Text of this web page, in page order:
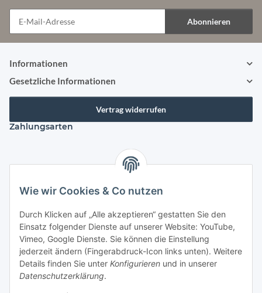
Wie wir Cookies & Co nutzen
Durch Klicken auf „Alle akzeptieren“ gestatten Sie den
Einsatz folgender Dienste auf unserer Website: YouTube,
Vimeo, Google Dienste. Sie können die Einstellung
jederzeit ändern (Fingerabdruck-Icon links unten). Weitere
Details finden Sie unter Konfigurieren und in unserer
Datenschutzerklärung.
Abonnieren
Informationen
Gesetzliche Informationen
Vertrag widerrufen
Zahlungsarten
Versandarten
Kontakt
Mayaadi Home
Max-Planck-Str. 34